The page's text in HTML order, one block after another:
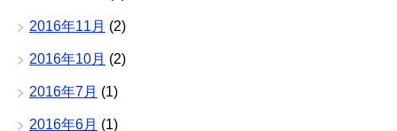
2016年11月 (2)
2016年10月 (2)
2016年7月 (1)
2016年6月 (1)